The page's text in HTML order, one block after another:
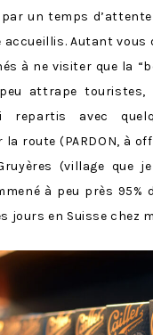
un temps
accueillis. Autant vous
à ne visiter que la
attrape touristes,
repartis avec
route (PARDON, à
(village que
à peu près 95%
jours en Suisse chez